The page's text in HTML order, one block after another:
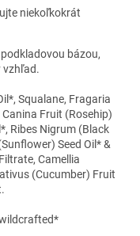
niekoľkokrát
bázou,
vzhľad.
Squalane, Fragaria
Fruit (Rosehip)
Ribes Nigrum (Black
Seed Oil* &
Camellia
(Cucumber) Fruit